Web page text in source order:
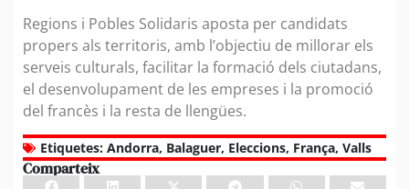
Regions i Pobles Solidaris aposta per candidats
propers als territoris, amb l’objectiu de millorar els
serveis culturals, facilitar la formació dels ciutadans,
el desenvolupament de les empreses i la promoció
del francès i la resta de llengües.
Etiquetes: Andorra, Balaguer, Eleccions, França, Valls
Comparteix